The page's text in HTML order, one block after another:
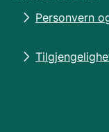
Personvern